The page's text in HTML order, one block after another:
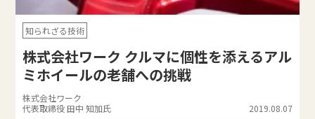
知られざる技術
株式会社ワーク クルマに個性を添えるアル
ミホイールの老舗への挑戦
株式会社ワーク
代表取締役 田中 知加氏
2019.08.07